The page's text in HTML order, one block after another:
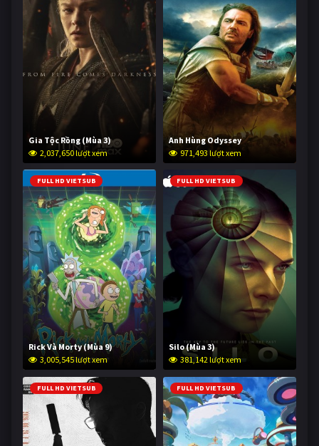
Gia Tộc Rồng (Mùa 3)
2,037,650 lượt xem
Anh Hùng Odyssey
971,493 lượt xem
FULL HD VIETSUB
Rick Và Morty (Mùa 9)
3,005,545 lượt xem
FULL HD VIETSUB
Silo (Mùa 3)
381,142 lượt xem
FULL HD VIETSUB FULL HD VIETSUB